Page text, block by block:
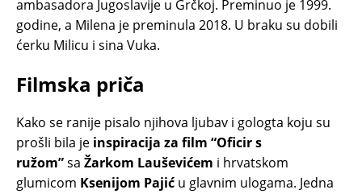
ambasadora Jugoslavije u Grčkoj. Preminuo je 1999.
godine, a Milena je preminula 2018. U braku su dobili
ćerku Milicu i sina Vuka.
Filmska priča
Kako se ranije pisalo njihova ljubav i gologta koju su
prošli bila je inspiracija za film “Oficir s
ružom”sa Žarkom Lauševićem i hrvatskom
glumicom Ksenijom Pajić u glavnim ulogama. Jedna